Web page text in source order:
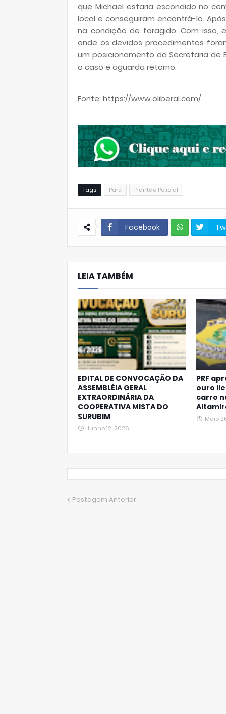
que Michael estaria escondido no
local e conseguiram encontrá-lo.
na condição de foragido. Com isso,
onde os devidos procedimentos
um posicionamento da Secretaria de
o caso e aguarda retorno.
Fonte: https://www.oliberal.com/
Tags Pará Plantão Policial
Facebook
hats
LEIA TAMBÉM
EDITAL DE CONVOCAÇÃO DA
ASSEMBLÉIA GERAL
EXTRAORDINÁRIA DA
COOPERATIVA MISTA DO
SURUBIM
Junho 12, 2026
PRF
ouro
carro
Maio
Postagem Anterior